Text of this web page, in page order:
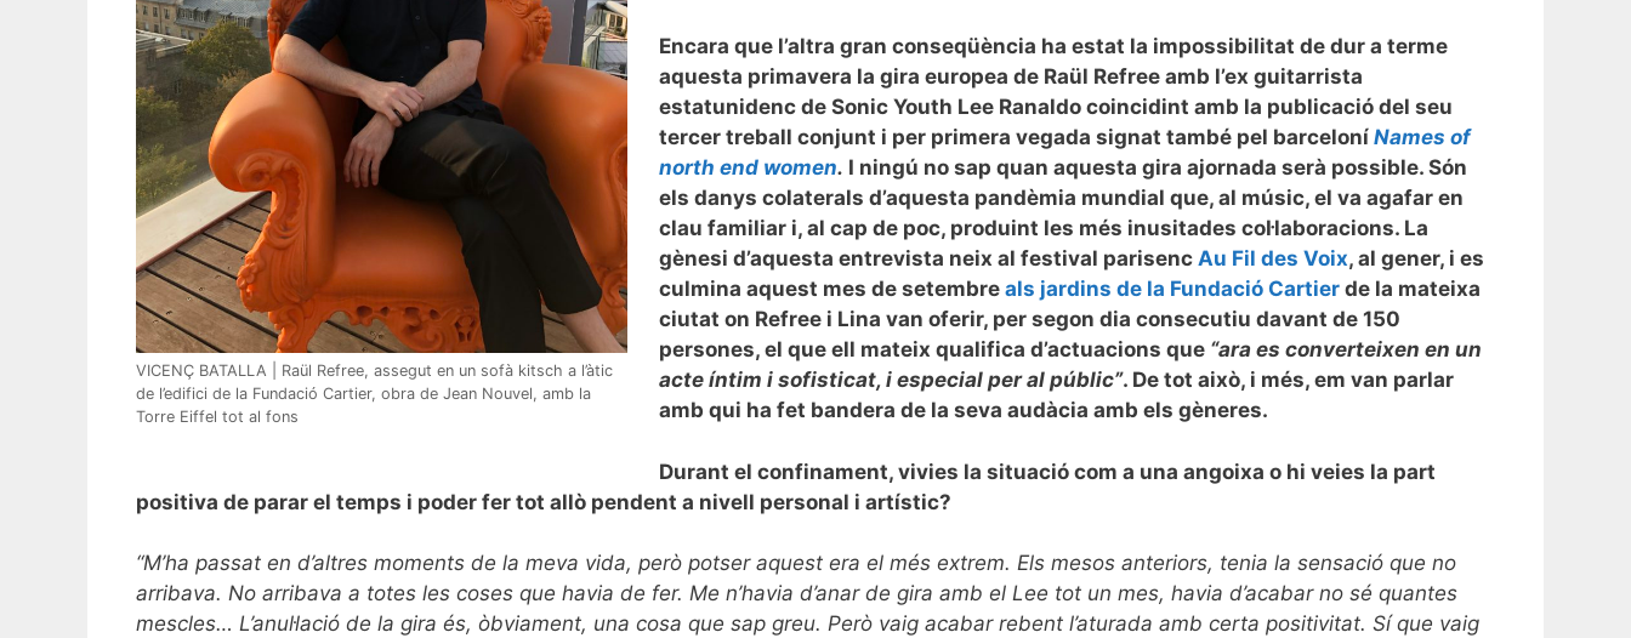
VICENÇ BATALLA | Raül Refree, assegut en un sofà kitsch a l’àtic
de l’edifici de la Fundació Cartier, obra de Jean Nouvel, amb la
Torre Eiffel tot al fons
Encara que l’altra gran conseqüència ha estat la impossibilitat de dur a terme
aquesta primavera la gira europea de Raül Refree amb l’ex guitarrista
estatunidenc de Sonic Youth Lee Ranaldo coincidint amb la publicació del seu
tercer treball conjunt i per primera vegada signat també pel barceloní Names of
north end women. I ningú no sap quan aquesta gira ajornada serà possible. Són
els danys colaterals d’aquesta pandèmia mundial que, al músic, el va agafar en
clau familiar i, al cap de poc, produint les més inusitades col·laboracions. La
gènesi d’aquesta entrevista neix al festival parisenc Au Fil des Voix, al gener, i es
culmina aquest mes de setembre als jardins de la Fundació Cartierde la mateixa
ciutat on Refree i Lina van oferir, per segon dia consecutiu davant de 150
persones, el que ell mateix qualifica d’actuacions que “ara es converteixen en un
acte íntim i sofisticat, i especial per al públic”. De tot això, i més, em van parlar
amb qui ha fet bandera de la seva audàcia amb els gèneres.
Durant el confinament, vivies la situació com a una angoixa o hi veies la part
positiva de parar el temps i poder fer tot allò pendent a nivell personal i artístic?
“M’ha passat en d’altres moments de la meva vida, però potser aquest era el més extrem. Els mesos anteriors, tenia la sensació que no
arribava. No arribava a totes les coses que havia de fer. Me n’havia d’anar de gira amb el Lee tot un mes, havia d’acabar no sé quantes
mescles… L’anul·lació de la gira és, òbviament, una cosa que sap greu. Però vaig acabar rebent l’aturada amb certa positivitat. Sí que vaig